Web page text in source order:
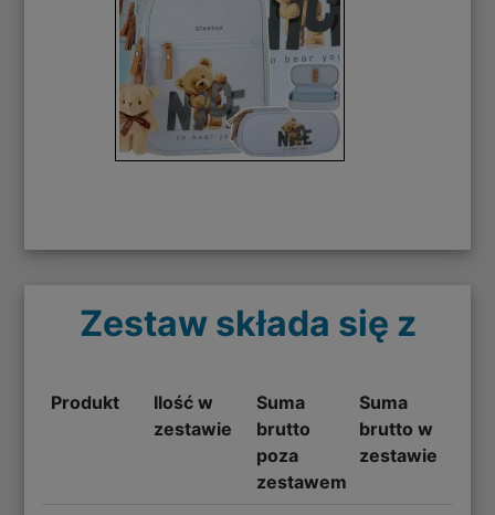
Zestaw składa się z
Produkt
Ilość w
zestawie
Suma
brutto
poza
zestawem
Suma
brutto w
zestawie